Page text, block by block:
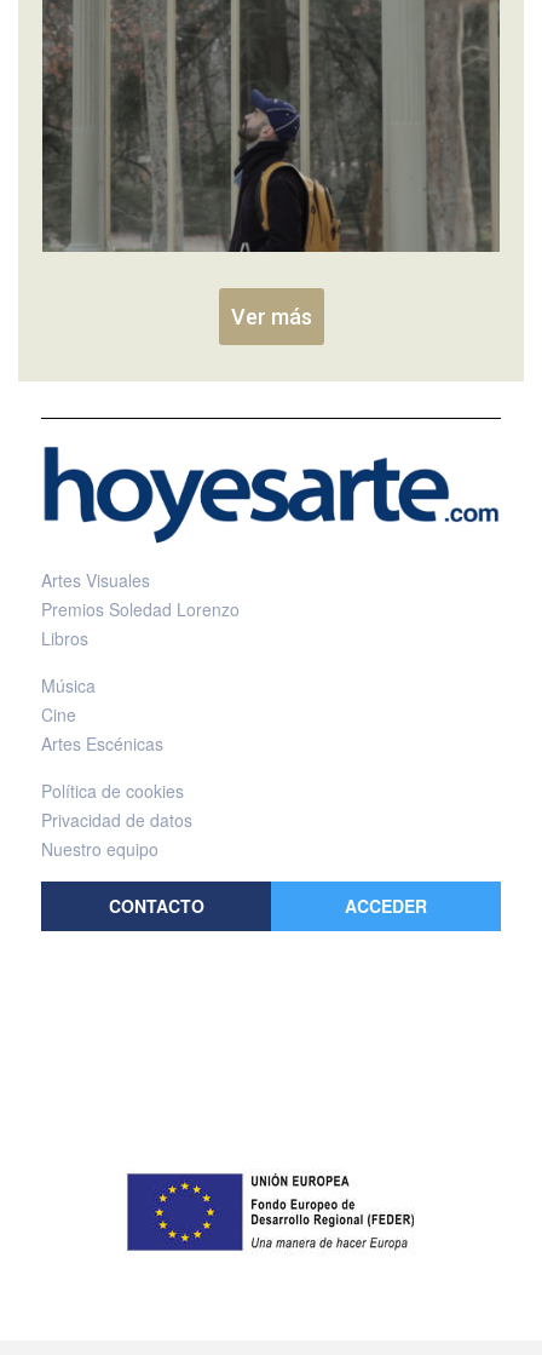
Ver más
Artes Visuales
Premios Soledad Lorenzo
Libros
Música
Cine
Artes Escénicas
Política de cookies
Privacidad de datos
Nuestro equipo
CONTACTO ACCEDER